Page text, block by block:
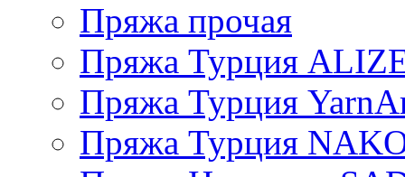
Пряжа прочая
Пряжа Турция
Пряжа Турция
Пряжа Турция